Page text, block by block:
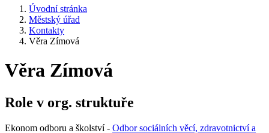
Úvodní stránka
Městský úřad
Kontakty
Věra Zímová
Věra Zímová
Role v org. struktuře
Ekonom odboru a školství - Odbor sociálních věcí, zdravotnictví a